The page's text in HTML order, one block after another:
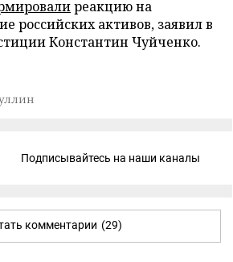
реакцию на
российских активов, заявил в
Константин Чуйченко.
Подписывайтесь на наши каналы
комментарии (29)